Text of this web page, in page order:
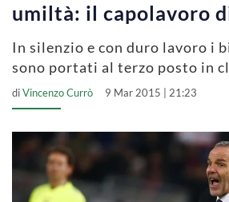
umiltà: il capolavoro
In silenzio e con duro lavoro i
sono portati al terzo posto in
diVincenzo Currò 9 Mar 2015 | 21:23